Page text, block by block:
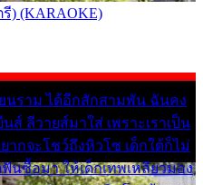
) (KARAOKE)
นราม ได้อีกสักสามพัน ฉันคง
ส์ ลีวายส์มาใส่ เพราะเราเป็น
ากจะโชว์ถึงหิวโซ เด็กใต้ก็ไม่
ซื้อมา ให้เด็กเทพเหลียวมอง